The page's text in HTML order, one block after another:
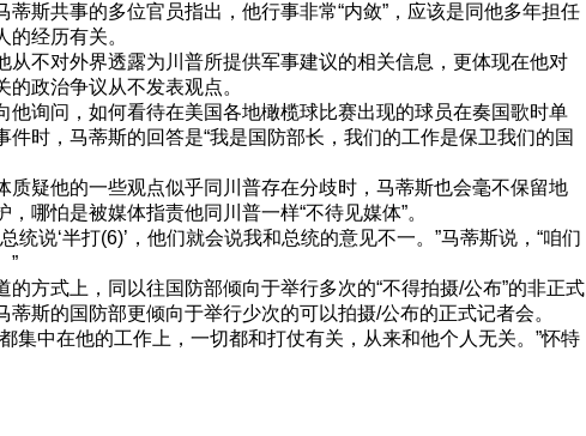
蒂斯共事的多位官员指出，他行事非常“内敛”，应该是同他多年担任
的经历有关。
从不对外界透露为川普所提供军事建议的相关信息，更体现在他对
的政治争议从不发表观点。
他询问，如何看待在美国各地橄榄球比赛出现的球员在奏国歌时单
件时，马蒂斯的回答是“我是国防部长，我们的工作是保卫我们的国
质疑他的一些观点似乎同川普存在分歧时，马蒂斯也会毫不保留地
，哪怕是被媒体指责他同川普一样“不待见媒体”。
总统说‘半打(6)’，他们就会说我和总统的意见不一。”马蒂斯说，“咱们
”
的方式上，同以往国防部倾向于举行多次的“不得拍摄/公布”的非正式
蒂斯的国防部更倾向于举行少次的可以拍摄/公布的正式记者会。
集中在他的工作上，一切都和打仗有关，从来和他个人无关。”怀特